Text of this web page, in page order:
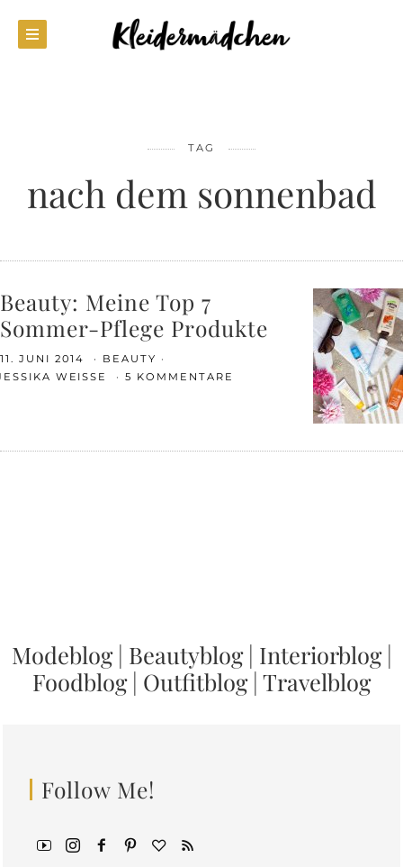
TAG
nach dem sonnenbad
Beauty: Meine Top 7
Sommer-Pflege Produkte
11. JUNI 2014
BEAUTY
WEISSE
5 KOMMENTARE
Modeblog| Beautyblog| Interiorblog|
Foodblog| Outfitblog| Travelblog
Follow Me!